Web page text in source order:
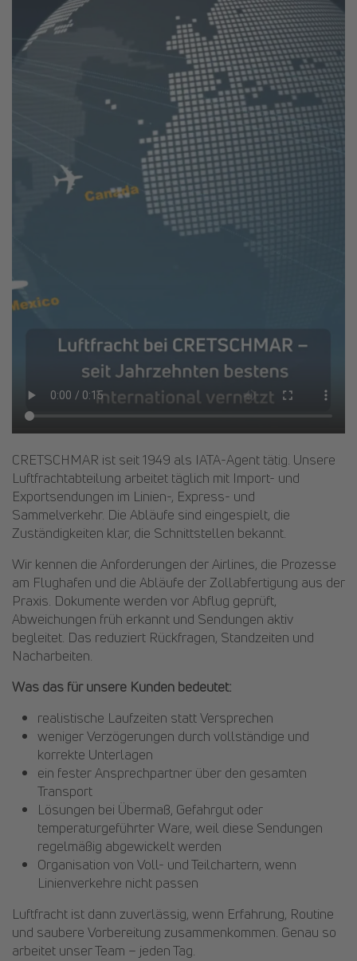
CRETSCHMAR ist seit 1949 als IATA-Agent tätig. Unsere
Luftfrachtabteilung arbeitet täglich mit Import- und
Exportsendungen im Linien-, Express- und
Sammelverkehr. Die Abläufe sind eingespielt, die
Zuständigkeiten klar, die Schnittstellen bekannt.
Wir kennen die Anforderungen der Airlines, die Prozesse
am Flughafen und die Abläufe der Zollabfertigung aus der
Praxis. Dokumente werden vor Abflug geprüft,
Abweichungen früh erkannt und Sendungen aktiv
begleitet. Das reduziert Rückfragen, Standzeiten und
Nacharbeiten.
Was das für unsere Kunden bedeutet:
realistische Laufzeiten statt Versprechen
weniger Verzögerungen durch vollständige und
korrekte Unterlagen
ein fester Ansprechpartner über den gesamten
Transport
Lösungen bei Übermaß, Gefahrgut oder
temperaturgeführter Ware, weil diese Sendungen
regelmäßig abgewickelt werden
Organisation von Voll- und Teilchartern, wenn
Linienverkehre nicht passen
Luftfracht ist dann zuverlässig, wenn Erfahrung, Routine
und saubere Vorbereitung zusammenkommen. Genau so
arbeitet unser Team – jeden Tag.